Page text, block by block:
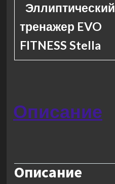
Эллиптический
тренажер EVO
FITNESS Stella
Описание
Описание